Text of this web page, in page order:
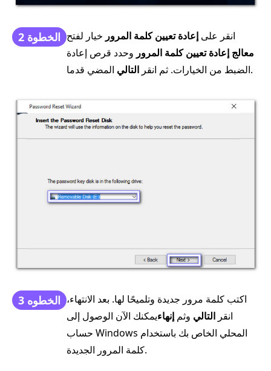
الخطوة 2 انقر على إعادة تعيين كلمة المرور خيار لفتح
معالج إعادة تعيين كلمة المرور وحدد قرص إعادة
الضبط من الخيارات. ثم انقر التالي المضي قدما.
الخطوه 3 اكتب كلمة مرور جديدة وتلميحًا لها. بعد الانتهاء،
انقر التالي وثم إنهاءيمكنك الآن الوصول إلى
حساب Windows المحلي الخاص بك باستخدام
كلمة المرور الجديدة.